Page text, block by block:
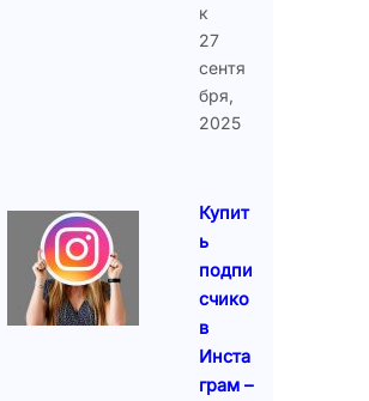
к
27
сентя
бря,
2025
Купит
ь
подпи
счико
в
Инста
грам –